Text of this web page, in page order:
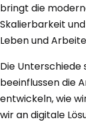
bringt die
Skalierbarkeit
Leben und
Die Unterschiede
beeinflussen die
entwickeln, wie
wir an digitale